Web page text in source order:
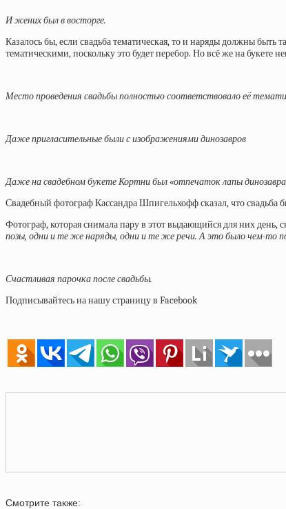
И жених был в восторге.
Казалось бы, если свадьба тематическая, то и наряды должны
тематическими, поскольку это будет перебор. Но всё же на букете
Место проведения свадьбы полностью соответствовало её
Даже пригласительные были с изображениями динозавров
Даже на свадебном букете Кортни был «отпечаток лапы
Свадебный фотограф Кассандра Шпигельхофф сказал, что
Фотограф, которая снимала пару в этот выдающийся для них день,
позы, одни и те же наряды, одни и те же речи. А это было чем-
Счастливая парочка после свадьбы.
Подписывайтесь на нашу страницу в Facebook
Смотрите также: